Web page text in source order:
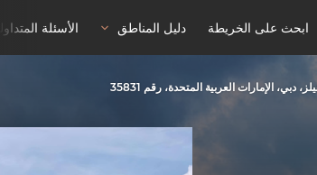
ابحث على الخريطة دليل المناطق الأسئلة المتداولة
الإمارات العربية المتحدة، رقم 35831